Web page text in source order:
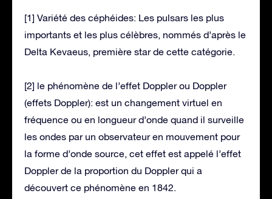
[1] Variété des céphéides: Les pulsars les plus
importants et les plus célèbres, nommés d’après le
Delta Kevaeus, première star de cette catégorie.
[2] le phénomène de l’effet Doppler ou Doppler
(effets Doppler): est un changement virtuel en
fréquence ou en longueur d’onde quand il surveille
les ondes par un observateur en mouvement pour
la forme d’onde source, cet effet est appelé l’effet
Doppler de la proportion du Doppler qui a
découvert ce phénomène en 1842.